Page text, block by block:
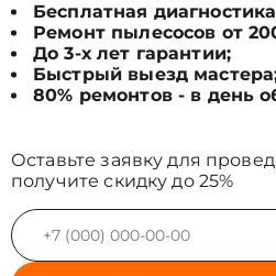
Бесплатная
Ремонт пылесосов от
До 3-х лет гарантии;
Быстрый выезд
80% ремонтов - в день
Оставьте заявку для
получите скидку до 25%